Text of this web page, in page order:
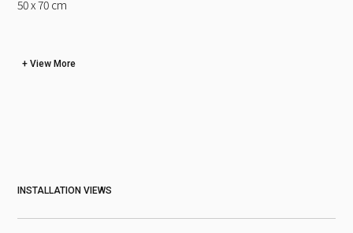
50 x 70 cm
View More
INSTALLATION VIEWS